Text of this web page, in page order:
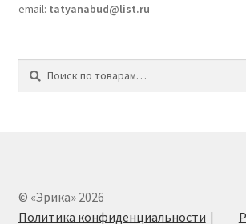
email: tatyanabud@list.ru
Искать:
Поиск
© «Эрика» 2026
Политика конфиденциальности